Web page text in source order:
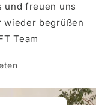
und freuen uns
wieder begrüßen
Team